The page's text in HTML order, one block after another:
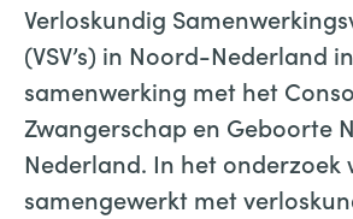
Verloskundig
(VSV’s) in Noord-Nederland in
samenwerking met het
Zwangerschap en Geboorte
Nederland. In het onderzoek
samengewerkt met